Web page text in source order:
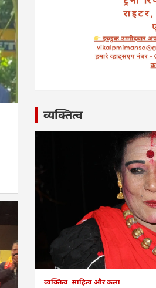
व्यक्तित्व
व्यक्तित्व साहित्य और कला